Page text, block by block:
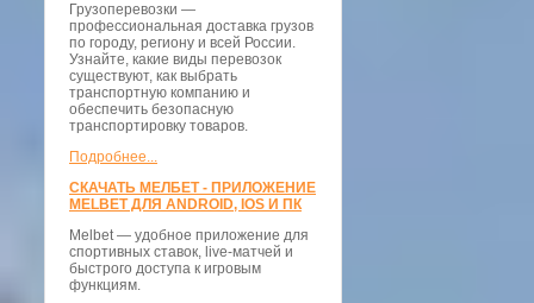
Грузоперевозки —
профессиональная доставка грузов
по городу, региону и всей России.
Узнайте, какие виды перевозок
существуют, как выбрать
транспортную компанию и
обеспечить безопасную
транспортировку товаров.
Подробнее...
СКАЧАТЬ МЕЛБЕТ - ПРИЛОЖЕНИЕ
MELBET ДЛЯ ANDROID, IOS И ПК
Melbet — удобное приложение для
спортивных ставок, live-матчей и
быстрого доступа к игровым
функциям.